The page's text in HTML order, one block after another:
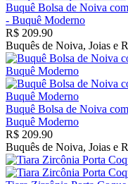
Buquê Bolsa de Noiva
- Buquê Moderno
R$ 209.90
Buquês de Noiva, Joias e
Buquê Bolsa de Noiva
Buquê Moderno
R$ 209.90
Buquês de Noiva, Joias e